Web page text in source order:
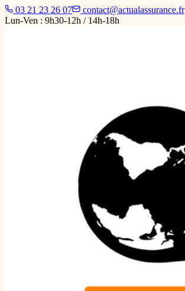
03 21 23 26 07
contact@actualassurance.fr
Lun-Ven : 9h30-12h / 14h-18h